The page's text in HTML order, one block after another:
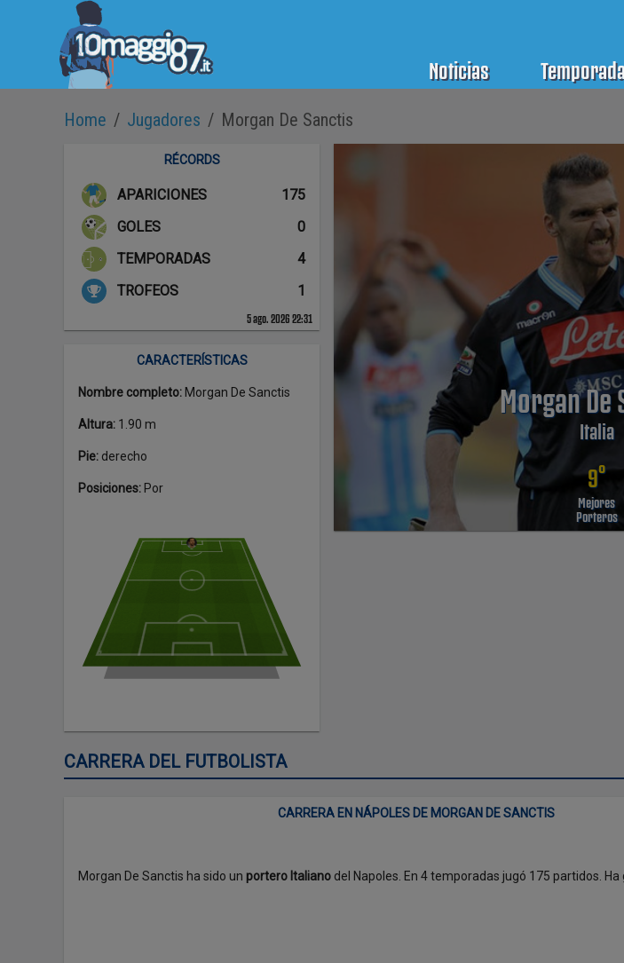
Noticias
Home / Jugadores / Morgan De Sanctis
RÉCORDS
APARICIONES
175
GOLES
0
TEMPORADAS
4
TROFEOS
1
5 ago. 2026 22:31
Morgan De
Italia
9º
Mejores
Porteros
CARACTERÍSTICAS
Nombre completo: Morgan De Sanctis
Altura: 1.90 m
Pie: derecho
Posiciones: Por
CARRERA DEL FUTBOLISTA
CARRERA EN NÁPOLES DE MORGAN DE SANCTIS
Morgan De Sanctis ha sido un portero Italiano del Napoles. En 4 temporadas jugó 175 partidos. Ha